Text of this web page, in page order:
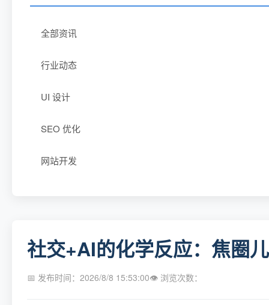
全部资讯
行业动态
UI 设计
SEO 优化
网站开发
社交+AI的化学反应：焦圈
📅 发布时间：2026/8/8 15:53:00👁 浏览次数：